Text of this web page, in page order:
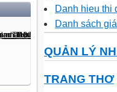
Danh hieu thi
Danh sách
QUẢN LÝ
TRANG THƠ